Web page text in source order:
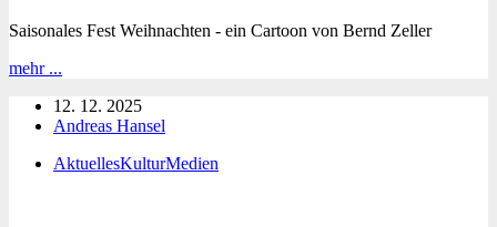
Saisonales Fest Weihnachten - ein Cartoon von Bernd Zeller
mehr ...
Weihnachten
12. 12. 2025
Andreas Hansel
AktuellesKulturMedien